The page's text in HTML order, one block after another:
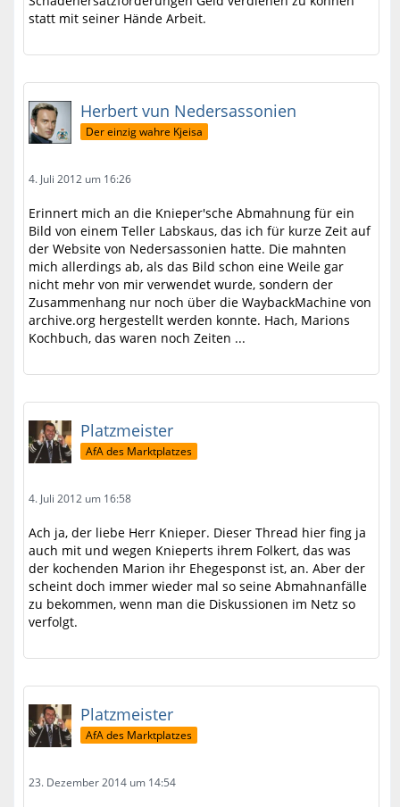
statt mit seiner Hände Arbeit.
Herbert vun Nedersassonien
Der einzig wahre Kjeisa
4. Juli 2012 um 16:26
Erinnert mich an die Knieper'sche Abmahnung für ein
Bild von einem Teller Labskaus, das ich für kurze Zeit auf
der Website von Nedersassonien hatte. Die mahnten
mich allerdings ab, als das Bild schon eine Weile gar
nicht mehr von mir verwendet wurde, sondern der
Zusammenhang nur noch über die WaybackMachine von
archive.org hergestellt werden konnte. Hach, Marions
Kochbuch, das waren noch Zeiten ...
Platzmeister
AfA des Marktplatzes
4. Juli 2012 um 16:58
Ach ja, der liebe Herr Knieper. Dieser Thread hier fing ja
auch mit und wegen Knieperts ihrem Folkert, das was
der kochenden Marion ihr Ehegesponst ist, an. Aber der
scheint doch immer wieder mal so seine Abmahnanfälle
zu bekommen, wenn man die Diskussionen im Netz so
verfolgt.
Platzmeister
AfA des Marktplatzes
23. Dezember 2014 um 14:54